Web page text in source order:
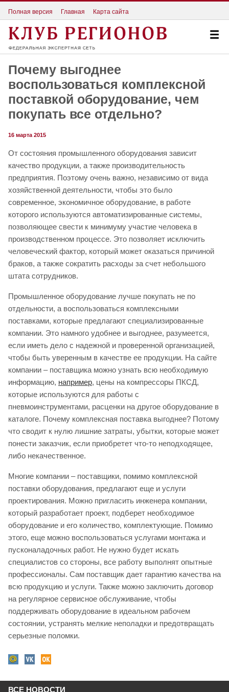
Полная версия Главная Карта сайта
Почему выгоднее
воспользоваться комплексной
поставкой оборудование, чем
покупать все отдельно?
16 марта 2015
От состояния промышленного оборудования зависит
качество продукции, а также производительность
предприятия. Поэтому очень важно, независимо от вида
хозяйственной деятельности, чтобы это было
современное, экономичное оборудование, в работе
которого используются автоматизированные системы,
позволяющее свести к минимуму участие человека в
производственном процессе. Это позволяет исключить
человеческий фактор, который может оказаться причиной
браков, а также сократить расходы за счет небольшого
штата сотрудников.
Промышленное оборудование лучше покупать не по
отдельности, а воспользоваться комплексными
поставками, которые предлагают специализированные
компании. Это намного удобнее и выгоднее, разумеется,
если иметь дело с надежной и проверенной организацией,
чтобы быть уверенным в качестве ее продукции. На сайте
компании – поставщика можно узнать всю необходимую
информацию, например, цены на компрессоры ПКСД,
которые используются для работы с
пневмоинструментами, расценки на другое оборудование в
каталоге. Почему комплексная поставка выгоднее? Потому
что сводит к нулю лишние затраты, убытки, которые может
понести заказчик, если приобретет что-то неподходящее,
либо некачественное.
Многие компании – поставщики, помимо комплексной
поставки оборудования, предлагают еще и услуги
проектирования. Можно пригласить инженера компании,
который разработает проект, подберет необходимое
оборудование и его количество, комплектующие. Помимо
этого, еще можно воспользоваться услугами монтажа и
пусконаладочных работ. Не нужно будет искать
специалистов со стороны, все работу выполнят опытные
профессионалы. Сам поставщик дает гарантию качества на
всю продукцию и услуги. Также можно заключить договор
на регулярное сервисное обслуживание, чтобы
поддерживать оборудование в идеальном рабочем
состоянии, устранять мелкие неполадки и предотвращать
серьезные поломки.
ВСЕ НОВОСТИ